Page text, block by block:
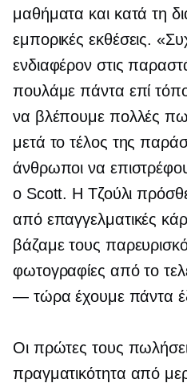
μαθήματα και κατά τη
εμπορικές εκθέσεις.
ενδιαφέρον στις
πουλάμε πάντα επί
να βλέπουμε πολλές
μετά το τέλος της
άνθρωποι να
ο Scott. Η Τζούλι
από επαγγελματικές
βάζαμε τους
φωτογραφίες από το
— τώρα έχουμε πάντα
Οι πρώτες τους
πραγματικότητα από